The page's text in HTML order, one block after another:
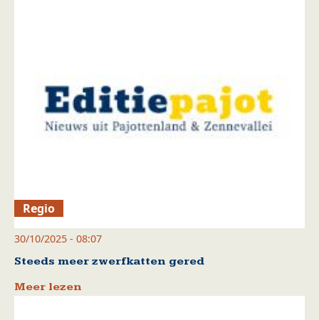
Regio
30/10/2025 - 08:07
Steeds meer zwerfkatten gered
Meer lezen